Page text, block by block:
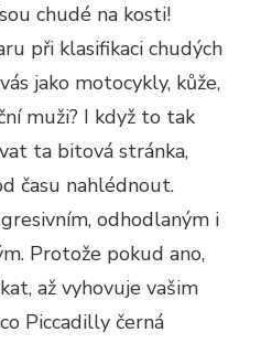
&
ZO-
DARK
CORSET
CUFF
BRACELET
chudé na kosti!
při klasifikaci chudých
jako motocykly, kůže,
muži? I když to tak
ta bitová stránka,
času nahlédnout.
odhodlaným i
Protože pokud ano,
až vyhovuje vašim
Piccadilly černá